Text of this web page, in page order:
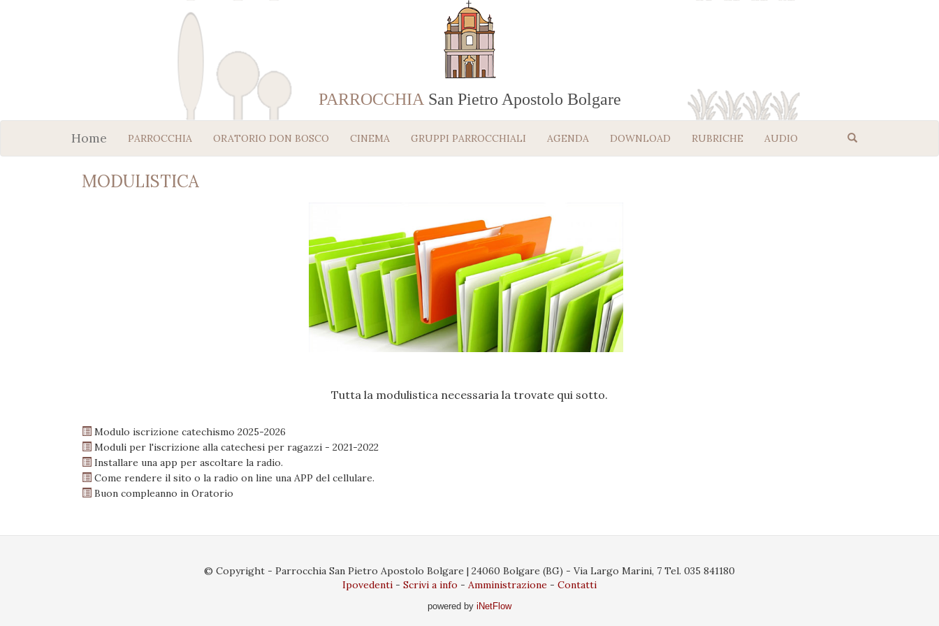
PARROCCHIA San Pietro Apostolo Bolgare
Home PARROCCHIA ORATORIO DON BOSCO CINEMA GRUPPI PARROCCHIALI AGENDA DOWNLOAD RUBRICHE AUDIO
MODULISTICA
Tutta la modulistica necessaria la trovate qui sotto.
Modulo iscrizione catechismo 2025-2026
Moduli per l'iscrizione alla catechesi per ragazzi - 2021-2022
Installare una app per ascoltare la radio.
Come rendere il sito o la radio on line una APP del cellulare.
Buon compleanno in Oratorio
© Copyright - Parrocchia San Pietro Apostolo Bolgare | 24060 Bolgare (BG) - Via Largo Marini, 7 Tel. 035 841180
Ipovedenti
Scrivi a info Amministrazione Contatti
powered by iNetFlow